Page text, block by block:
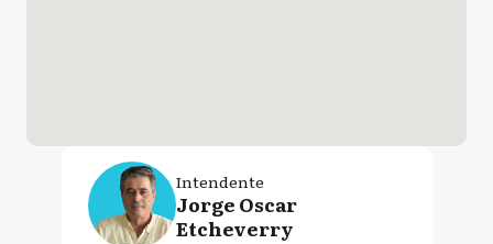
Intendente
Jorge Oscar
Etcheverry